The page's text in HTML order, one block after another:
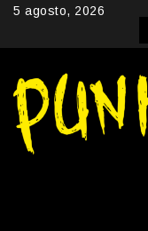
Skip5 agosto, 2026